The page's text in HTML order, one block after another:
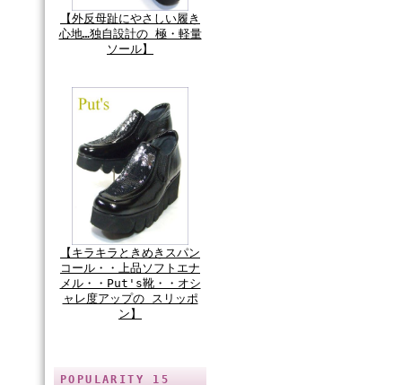
【外反母趾にやさしい履き
心地…独自設計の 極・軽量
ソール】
【キラキラときめきスパン
コール・・上品ソフトエナ
メル・・Put's靴・・オシ
ャレ度アップの スリッポ
ン】
POPULARITY 15